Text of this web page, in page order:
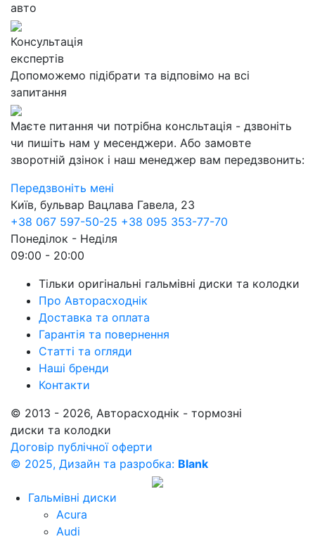
авто
Консультація
експертів
Допоможемо підібрати та відповімо на всі
запитання
Маєте питання чи потрібна консльтація - дзвоніть
чи пишіть нам у месенджери. Або замовте
зворотній дзінок і наш менеджер вам передзвонить:
Передзвоніть мені
Київ, бульвар Вацлава Гавела, 23
+38 067 597-50-25 +38 095 353-77-70
Понеділок - Неділя
09:00 - 20:00
Тільки оригінальні гальмівні диски та колодки
Про Авторасходнік
Доставка та оплата
Гарантія та повернення
Статті та огляди
Наші бренди
Контакти
© 2013 - 2026, Авторасходнік - тормозні
диски та колодки
Договір публічної оферти
© 2025, Дизайн та разробка: Blank
Гальмівні диски
Acura
Audi